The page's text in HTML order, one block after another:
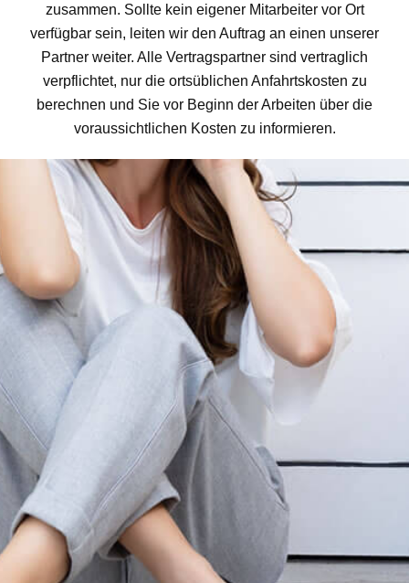
zusammen. Sollte kein eigener Mitarbeiter vor Ort
verfügbar sein, leiten wir den Auftrag an einen unserer
Partner weiter. Alle Vertragspartner sind vertraglich
verpflichtet, nur die ortsüblichen Anfahrtskosten zu
berechnen und Sie vor Beginn der Arbeiten über die
voraussichtlichen Kosten zu informieren.